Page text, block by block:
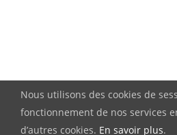
Nous utilisons des cookies de
fonctionnement de nos services
d’autres cookies. En savoir plus.